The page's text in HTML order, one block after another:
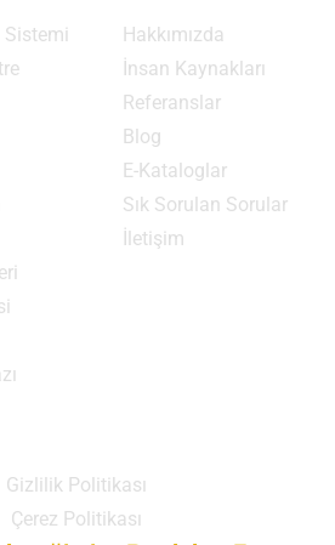
Sistemi
Hakkımızda
İnsan Kaynakları
Referanslar
Blog
E-Kataloglar
Sık Sorulan Sorular
İletişim
Gizlilik Politikası
Çerez Politikası